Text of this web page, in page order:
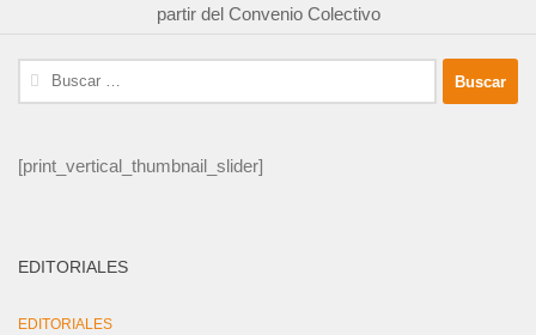
partir del Convenio Colectivo
Buscar:
[print_vertical_thumbnail_slider]
EDITORIALES
EDITORIALES